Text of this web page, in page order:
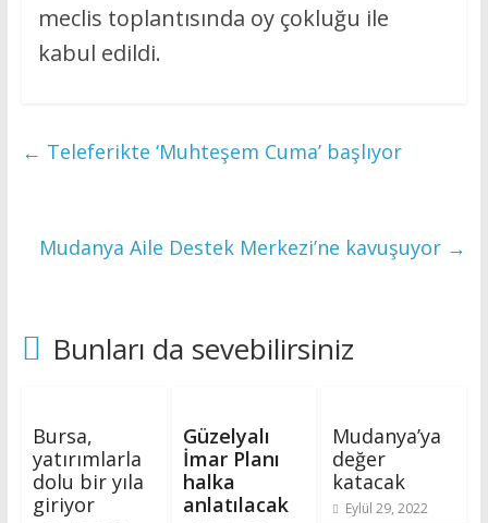
meclis toplantısında oy çokluğu ile
kabul edildi.
← Teleferikte ‘Muhteşem Cuma’ başlıyor
Mudanya Aile Destek Merkezi’ne kavuşuyor →
Bunları da sevebilirsiniz
Bursa,
yatırımlarla
dolu bir yıla
giriyor
Güzelyalı
İmar Planı
halka
anlatılacak
Mudanya’ya
değer
katacak
Eylül 29, 2022